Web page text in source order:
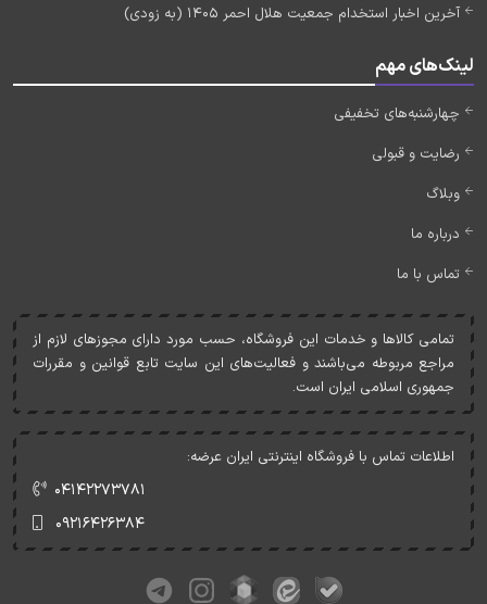
آخرین اخبار استخدام جمعیت هلال احمر 1405 (به زودی)
لینک‌های مهم
چهارشنبه‌های تخفیفی
رضایت و قبولی
وبلاگ
درباره ما
تماس با ما
تمامی کالاها و خدمات اين فروشگاه، حسب مورد دارای مجوزهای لازم از
مراجع مربوطه می‌باشند و فعاليت‌های اين سايت تابع قوانين و مقررات
جمهوری اسلامی ايران است.
اطلاعات تماس با فروشگاه اینترنتی ایران عرضه:
۰۴۱۴۲۲۷۳۷۸۱
۰۹۲۱۶۴۲۶۳۸۴